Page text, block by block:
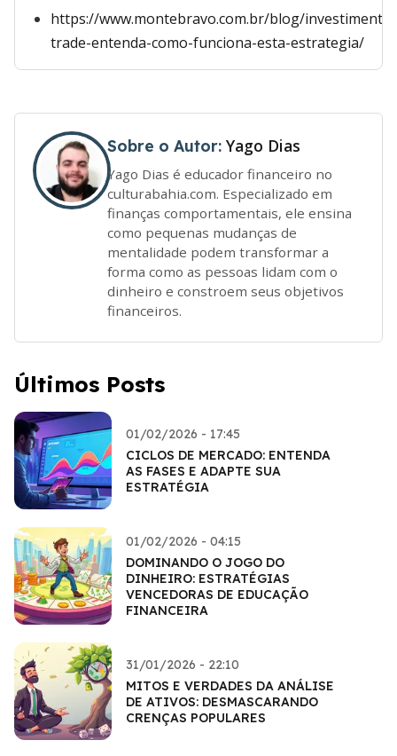
https://www.montebravo.com.br/blog/
trade-entenda-como-funciona-esta-estrategia/
Sobre o Autor: Yago Dias
Yago Dias é educador financeiro no
culturabahia.com. Especializado em
finanças comportamentais, ele ensina
como pequenas mudanças de
mentalidade podem transformar a
forma como as pessoas lidam com o
dinheiro e constroem seus objetivos
financeiros.
Últimos Posts
01/02/2026 - 17:45
CICLOS DE MERCADO: ENTENDA
AS FASES E ADAPTE SUA
ESTRATÉGIA
01/02/2026 - 04:15
DOMINANDO O JOGO DO
DINHEIRO: ESTRATÉGIAS
VENCEDORAS DE EDUCAÇÃO
FINANCEIRA
31/01/2026 - 22:10
MITOS E VERDADES DA ANÁLISE
DE ATIVOS: DESMASCARANDO
CRENÇAS POPULARES